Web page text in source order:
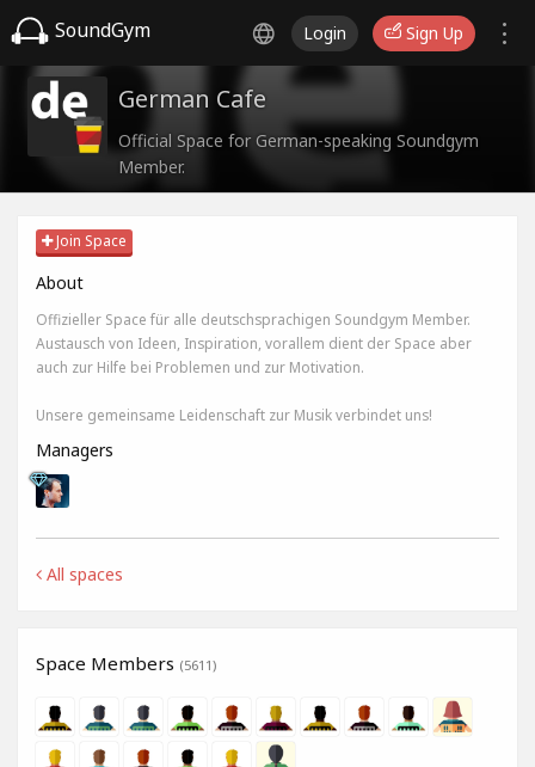
SoundGym Login Sign Up
German Cafe
Official Space for German-speaking Soundgym
Member.
Join Space
About
Offizieller Space für alle deutschsprachigen Soundgym Member.
Austausch von Ideen, Inspiration, vorallem dient der Space aber
auch zur Hilfe bei Problemen und zur Motivation.
Unsere gemeinsame Leidenschaft zur Musik verbindet uns!
Managers
All spaces
Space Members (5611)